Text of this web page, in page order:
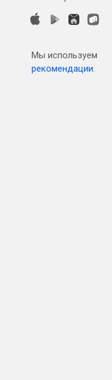
Мы используем
рекомендации.